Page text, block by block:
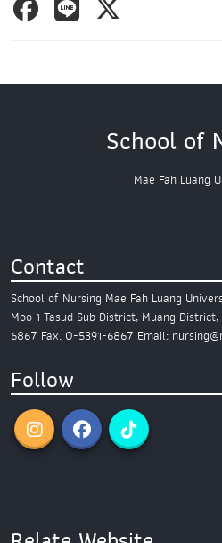
School of
Mae Fah Luang
Contact
School of Nursing Mae Fah Luang
Moo 1 Tasud Sub District, Muang
6867 Fax. 0-5391-6867 Email:
Follow